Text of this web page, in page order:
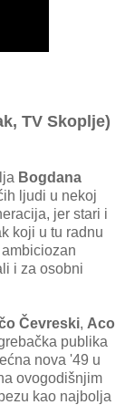
TV Skoplje)
Bogdana
ljudi u nekoj
jer stari i
koji u tu radnu
i za osobni
Čevreski, Aco
publika
nova '49 u
ovogodišnjim
kao najbolja